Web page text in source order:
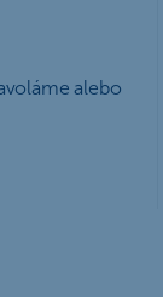
alebo